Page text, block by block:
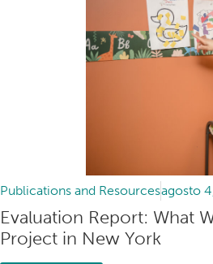
Publications and Resourcesagosto
Evaluation Report: What
Project in New York